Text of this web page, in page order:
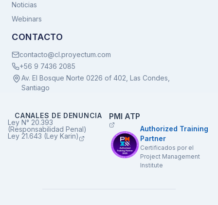
Noticias
Webinars
CONTACTO
contacto@cl.proyectum.com
+56 9 7436 2085
Av. El Bosque Norte 0226 of 402, Las Condes,
Santiago
CANALES DE DENUNCIA
Ley N° 20.393
(Responsabilidad Penal)
Ley 21.643 (Ley Karin)
PMI ATP
Authorized Training
Partner
Certificados por el
Project Management
Institute